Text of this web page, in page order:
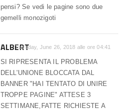
pensi? Se vedi le pagine sono due
gemelli monozigoti
ALBERTTuesday, June 26, 2018 alle ore 04:41
SI RIPRESENTA IL PROBLEMA
DELL'UNIONE BLOCCATA DAL
BANNER "HAI TENTATO DI UNIRE
TROPPE PAGINE" ATTESE 3
SETTIMANE,FATTE RICHIESTE A